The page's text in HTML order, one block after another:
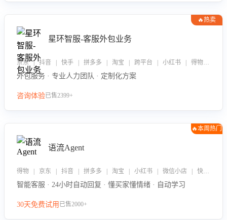
🔥热卖
星环智服-客服外包业务
京东 | 抖音 | 快手 | 拼多多 | 淘宝 | 跨平台 | 小红书 | 得物 | 企业微信
外包服务 · 专业人力团队 · 定制化方案
咨询体验已售2399+
🔥本周热门
语流Agent
得物 | 京东 | 抖音 | 拼多多 | 淘宝 | 小红书 | 微信小店 | 快手 | 唯品会
智能客服 · 24小时自动回复 · 懂买家懂情绪 · 自动学习
30天免费试用 已售2000+